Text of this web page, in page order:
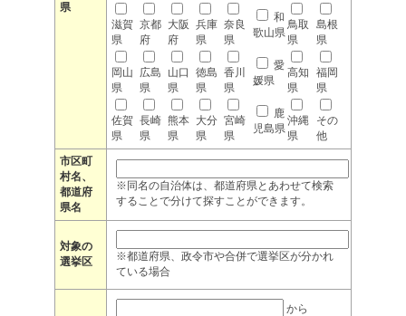
県
滋賀
県
京都
府
大阪
府
兵庫
県
奈良
県
和
歌山県
鳥取
県
島根
県
岡山
県
広島
県
山口
県
徳島
県
香川
県
愛
媛県
高知
県
福岡
県
佐賀
県
長崎
県
熊本
県
大分
県
宮崎
県
鹿
児島県
沖縄
県
その
他
市区町
村名、
都道府
県名
※同名の自治体は、都道府県とあわせて検索
することで分けて探すことができます。
対象の
選挙区
※都道府県、政令市や合併で選挙区が分かれ
ている場合
から